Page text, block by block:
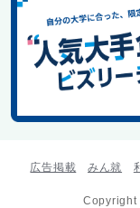
広告掲載 みん就
Copyright